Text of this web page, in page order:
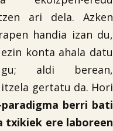
ari dela. Azken
handia izan du,
konta ahala datu
aldi berean,
gertatu da. Hori
berri bati
txikiek ere laboreen